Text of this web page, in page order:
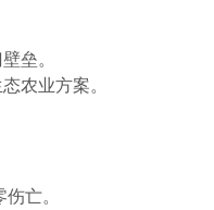
垒。
农业方案。
亡。